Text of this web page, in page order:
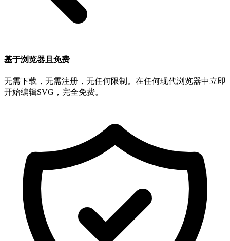
基于浏览器且免费
无需下载，无需注册，无任何限制。在任何现代浏览器中立即
开始编辑SVG，完全免费。